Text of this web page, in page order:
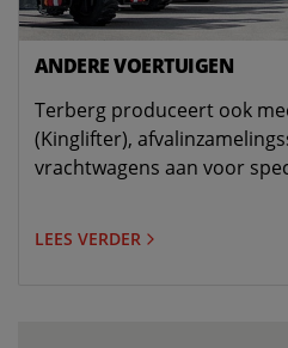
ANDERE VOERTUIGEN
Terberg produceert ook
(Kinglifter),
vrachtwagens aan voor
LEES VERDER